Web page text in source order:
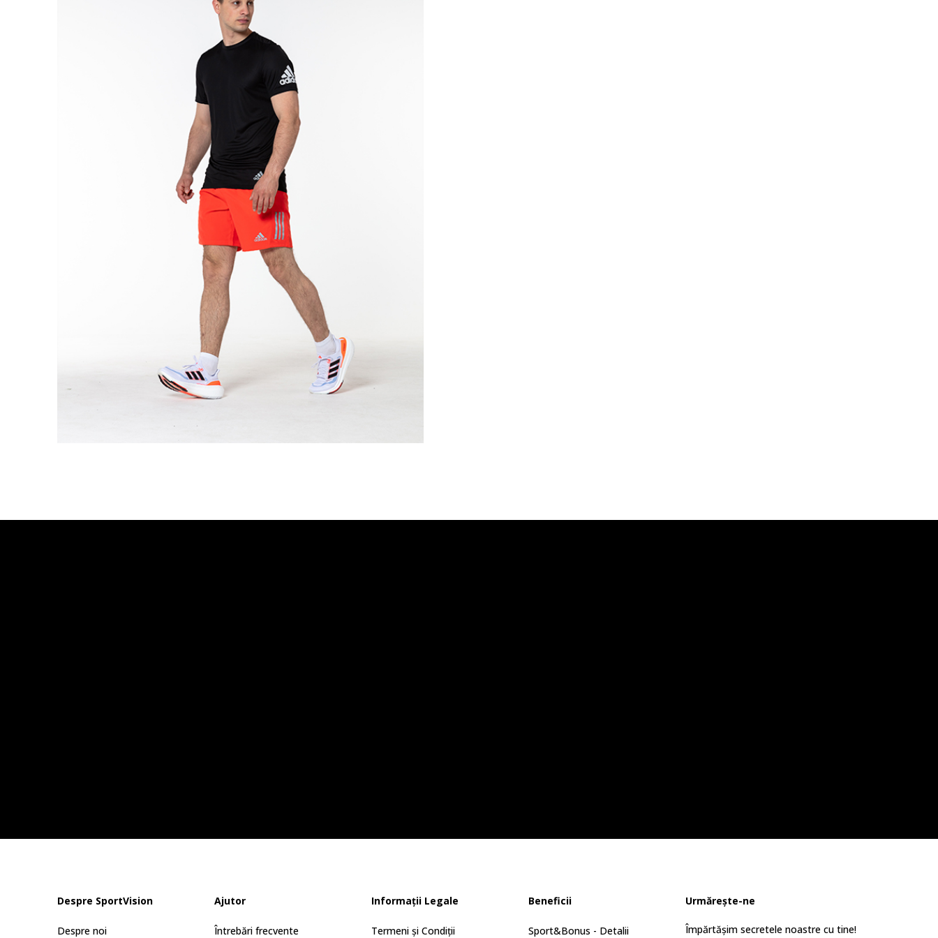
Despre SportVision
Despre noi
Ajutor
Întrebări frecvente
Informații Legale
Termeni și Condiții
Beneficii
Sport&Bonus - Detalii
Urmărește-ne
Împărtășim secretele noastre cu tine!